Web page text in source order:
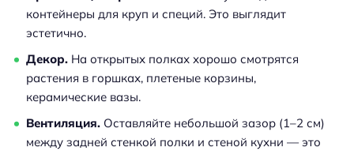
контейнеры для круп и специй. Это выглядит
эстетично.
Декор. На открытых полках хорошо смотрятся
растения в горшках, плетеные корзины,
керамические вазы.
Вентиляция. Оставляйте небольшой зазор (1–2 см)
между задней стенкой полки и стеной кухни — это